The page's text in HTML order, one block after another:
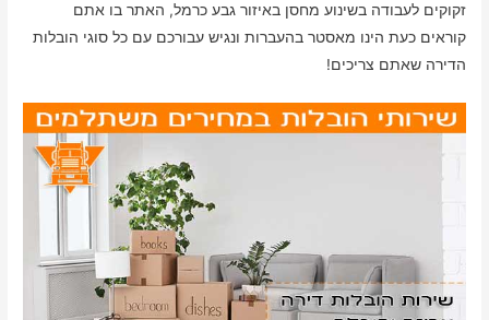
זקוקים לעבודה בשינוע מחסן באיזור גבע כרמל, האתר בו אתם
קוראים כעת הינו מאסטר בהעברות ונגיש עבורכם עם כל סוגי הובלות
הדירה שאתם צריכים!